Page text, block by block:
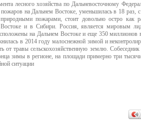
лесного хозяйства по Дальневосточному
на Дальнем Востоке, уменьшилась в 18 раз,
пожарами, стоит довольно остро как
и в Сибири. Россия, является мировым
на Дальнем Востоке и еще 350 миллионов
в 2014 году малоснежной зимой и
от травы сельскохозяйственную землю.
зимы в регионе, на площади примерно три
ситуации